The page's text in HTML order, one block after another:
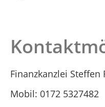
Finanzkanzlei Steffen
Mobil: 0172 5327482